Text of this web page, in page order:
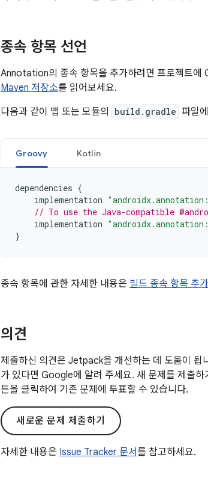
종속 항목 선언
Annotation의 종속 항목을 추가하려면 프로젝트에
Maven 저장소를 읽어보세요.
다음과 같이 앱 또는 모듈의
build.gradle 파일
Groovy Kotlin
dependencies {
implementation
// To use the Java-compatible
implementation
}
종속 항목에 관한 자세한 내용은 빌드 종속 항목 추가
의견
제출하신 의견은 Jetpack을 개선하는 데 도움이 됩
가 있다면 Google에 알려 주세요. 새 문제를 제출하
튼을 클릭하여 기존 문제에 투표할 수 있습니다.
새로운 문제 제출하기
자세한 내용은 Issue Tracker 문서를 참고하세요.